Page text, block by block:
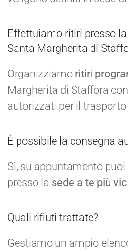
Effettuiamo ritiri presso
Santa Margherita di
Organizziamo ritiri
Margherita di Staffora
autorizzati per il
È possibile la consegna
Sì, su appuntamento
presso la sede a te più
Quali rifiuti trattate?
Gestiamo un ampio